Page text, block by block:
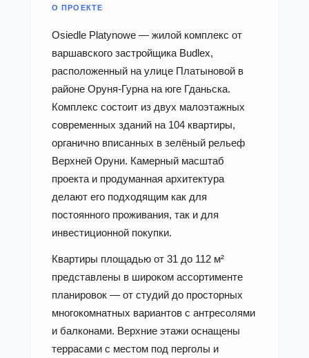
О ПРОЕКТЕ
Osiedle Platynowe — жилой комплекс от
варшавского застройщика Budlex,
расположенный на улице Платыновой в
районе Оруня-Гурна на юге Гданьска.
Комплекс состоит из двух малоэтажных
современных зданий на 104 квартиры,
органично вписанных в зелёный рельеф
Верхней Оруни. Камерный масштаб
проекта и продуманная архитектура
делают его подходящим как для
постоянного проживания, так и для
инвестиционной покупки.
Квартиры площадью от 31 до 112 м²
представлены в широком ассортименте
планировок — от студий до просторных
многокомнатных вариантов с антресолями
и балконами. Верхние этажи оснащены
террасами с местом под перголы и